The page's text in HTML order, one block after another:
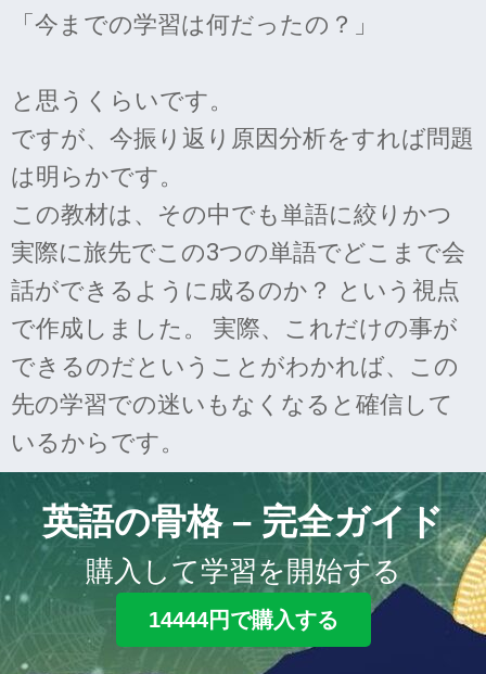
「今までの学習は何だったの？」
と思うくらいです。
ですが、今振り返り原因分析をすれば問題
は明らかです。
この教材は、その中でも単語に絞りかつ
実際に旅先でこの3つの単語でどこまで会
話ができるように成るのか？ という視点
で作成しました。 実際、これだけの事が
できるのだということがわかれば、この
先の学習での迷いもなくなると確信して
いるからです。
英語の骨格 – 完全ガイド
購入して学習を開始する
14444円で購入する